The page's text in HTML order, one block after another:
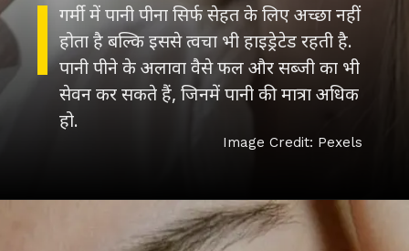
गर्मी में पानी पीना सिर्फ सेहत के लिए अच्छा नहीं
होता है बल्कि इससे त्वचा भी हाइड्रेटेड रहती है.
पानी पीने के अलावा वैसे फल और सब्जी का भी
सेवन कर सकते हैं, जिनमें पानी की मात्रा अधिक
हो.
Image Credit: Pexels